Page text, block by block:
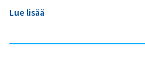
Lue lisää